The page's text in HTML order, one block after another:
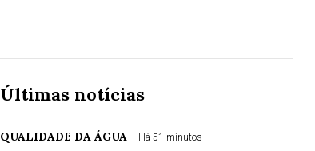
Últimas notícias
QUALIDADE DA ÁGUA Há 51 minutos